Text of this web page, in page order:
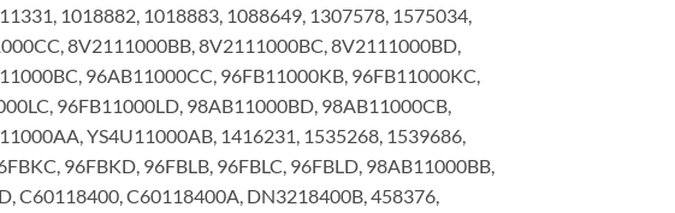
1018882, 1018883, 1088649, 1307578, 1575034,
8V2111000BB, 8V2111000BC, 8V2111000BD,
96AB11000CC, 96FB11000KB, 96FB11000KC,
96FB11000LD, 98AB11000BD, 98AB11000CB,
YS4U11000AB, 1416231, 1535268, 1539686,
96FBKD, 96FBLB, 96FBLC, 96FBLD, 98AB11000BB,
C60118400, C60118400A, DN3218400B, 458376,